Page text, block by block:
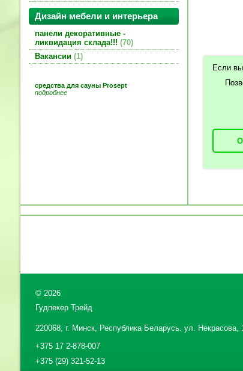
Дизайн мебели и интерьера
панели декоративные -
ликвидация склада!!! 70
Вакансии 1
средства для сауны Prosept
подробнее
Если
© 2026
Гудпекер Трейд
220068, г. Минск, Республика Беларусь. ул. Некрасова,
+375 17 2-878-007
+375 (29) 321-52-13